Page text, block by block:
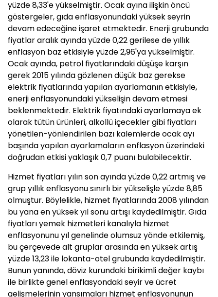
yüzde 8,33'e yükselmiştir. Ocak ayına ilişkin öncü
göstergeler, gıda enflasyonundaki yüksek seyrin
devam edeceğine işaret etmektedir. Enerji grubunda
fiyatlar aralık ayında yüzde 0,22 gerilese de yıllık
enflasyon baz etkisiyle yüzde 2,96'ya yükselmiştir.
Ocak ayında, petrol fiyatlarındaki düşüşe karşın
gerek 2015 yılında gözlenen düşük baz gerekse
elektrik fiyatlarında yapılan ayarlamanın etkisiyle,
enerji enflasyonundaki yükselişin devam etmesi
beklenmektedir. Elektrik fiyatındaki ayarlamaya ek
olarak tütün ürünleri, alkollü içecekler gibi fiyatları
yönetilen-yönlendirilen bazı kalemlerde ocak ayı
başında yapılan ayarlamaların enflasyon üzerindeki
doğrudan etkisi yaklaşık 0,7 puanı bulabilecektir.
Hizmet fiyatları yılın son ayında yüzde 0,22 artmış ve
grup yıllık enflasyonu sınırlı bir yükselişle yüzde 8,85
olmuştur. Böylelikle, hizmet fiyatlarında 2008 yılından
bu yana en yüksek yıl sonu artışı kaydedilmiştir. Gıda
fiyatları yemek hizmetleri kanalıyla hizmet
enflasyonunu yıl genelinde olumsuz yönde etkilemiş,
bu çerçevede alt gruplar arasında en yüksek artış
yüzde 13,23 ile lokanta-otel grubunda kaydedilmiştir.
Bunun yanında, döviz kurundaki birikimli değer kaybı
ile birlikte genel enflasyondaki seyir ve ücret
gelişmelerinin yansımaları hizmet enflasyonunun